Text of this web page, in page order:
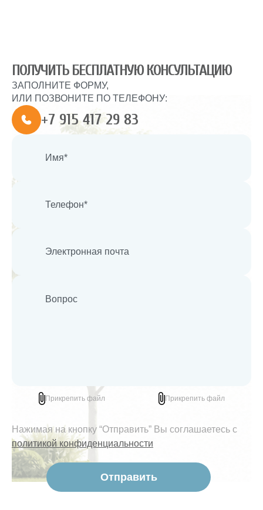
ПОЛУЧИТЬ БЕСПЛАТНУЮ КОНСУЛЬТАЦИЮ
Прикрепить файл Прикрепить файл
Нажимая на кнопку “Отправить” Вы соглашаетесь с
политикой конфиденциальности
ЗАПОЛНИТЕ ФОРМУ,
ИЛИ ПОЗВОНИТЕ ПО ТЕЛЕФОНУ:
+7 915 417 29 83